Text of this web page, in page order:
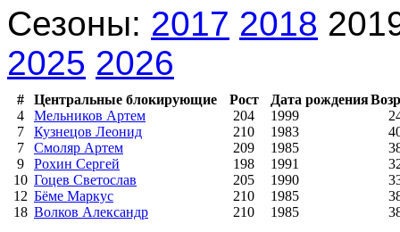
Сезоны: 2017 2018
2025 2026
# Центральные блокирующие Рост Дата рождения
4
Мельников Артем 204 1999
7
Кузнецов Леонид 210 1983
7
Смоляр Артем 209 1985
9
Рохин Сергей 198 1991
10 Гоцев Светослав 205 1990
12 Бёме Маркус 210 1985
18 Волков Александр 210 1985